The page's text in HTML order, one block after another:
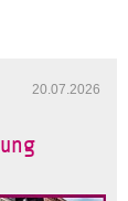
20.07.2026